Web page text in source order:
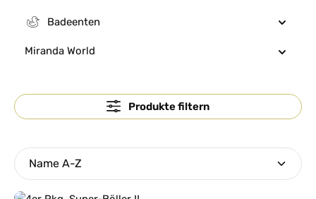
Badeenten
Miranda World
Produkte filtern